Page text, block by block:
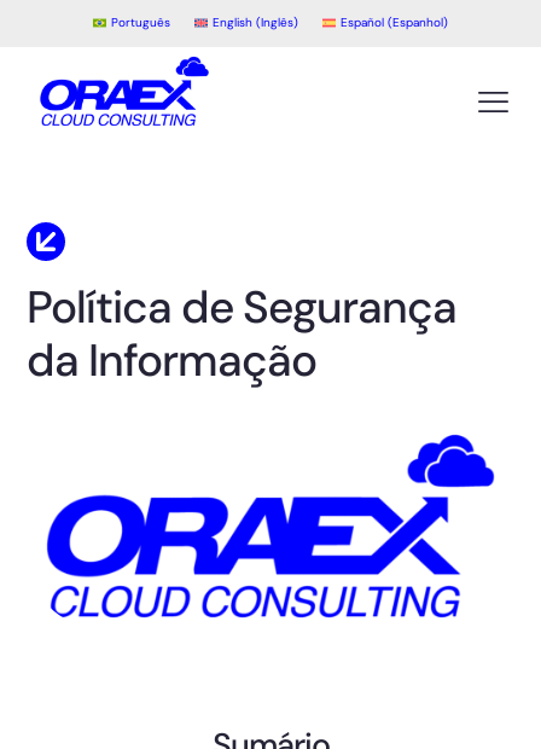
Português English (Inglês) Español (Espanhol)
Política de Segurança
da Informação